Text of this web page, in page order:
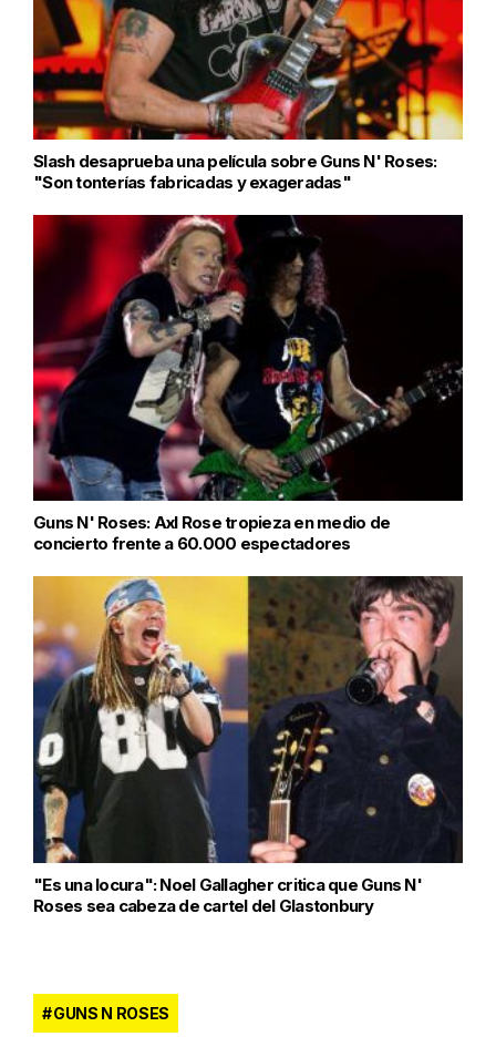
Slash desaprueba una película sobre Guns N' Roses:
"Son tonterías fabricadas y exageradas"
Guns N' Roses: Axl Rose tropieza en medio de
concierto frente a 60.000 espectadores
"Es una locura": Noel Gallagher critica que Guns N'
Roses sea cabeza de cartel del Glastonbury
GUNS N ROSES